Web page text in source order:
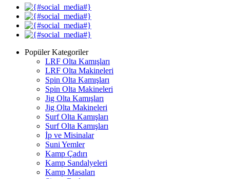
Popüler Kategoriler
LRF Olta Kamışları
LRF Olta Makineleri
Spin Olta Kamışları
Spin Olta Makineleri
Jig Olta Kamışları
Jig Olta Makineleri
Surf Olta Kamışları
Surf Olta Kamışları
İp ve Misinalar
Suni Yemler
Kamp Çadırı
Kamp Sandalyeleri
Kamp Masaları